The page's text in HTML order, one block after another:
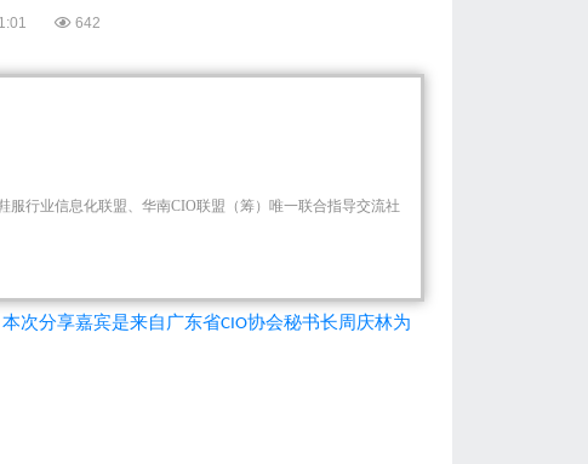
642
服行业信息化联盟、华南CIO联盟（筹）唯一联合指导交流社
次分享嘉宾是来自广东省CIO协会秘书长周庆林为